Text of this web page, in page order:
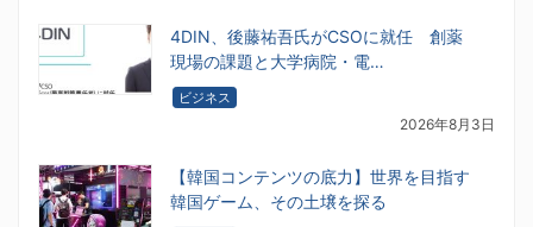
4DIN、後藤祐吾氏がCSOに就任 創薬
現場の課題と大学病院・電…
ビジネス
2026年8月3日
【韓国コンテンツの底力】世界を目指す
韓国ゲーム、その土壌を探る